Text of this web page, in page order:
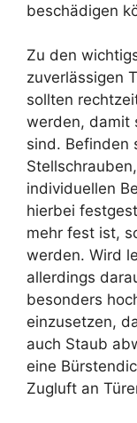
beschädigen
Zu den
zuverlässigen
sollten
werden, damit
sind. Befinden
individuellen
hierbei
mehr fest ist,
werden. Wird
allerdings
besonders
einzusetzen,
auch Staub
eine
Zugluft an